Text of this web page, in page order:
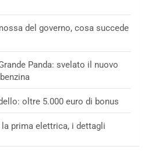
del governo, cosa succede
Panda: svelato il nuovo
oltre 5.000 euro di bonus
prima elettrica, i dettagli